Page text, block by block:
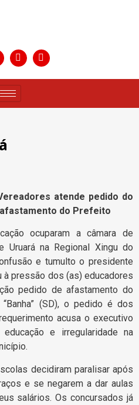
atende pedido do
do Prefeito
ocuparam a câmara de
Uruará na Regional Xingu do
e tumulto o presidente
à pressão dos (as) educadores
pedido de afastamento do
(SD), o pedido é dos
acusa o executivo
e irregularidade na
decidiram paralisar após
e se negarem a dar aulas
salários. Os concursados já